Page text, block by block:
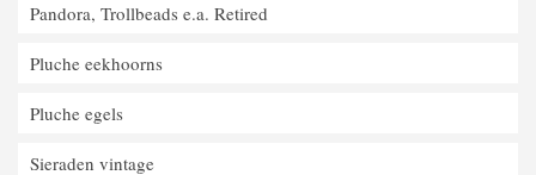
Pandora, Trollbeads e.a. Retired
Pluche eekhoorns
Pluche egels
Sieraden vintage